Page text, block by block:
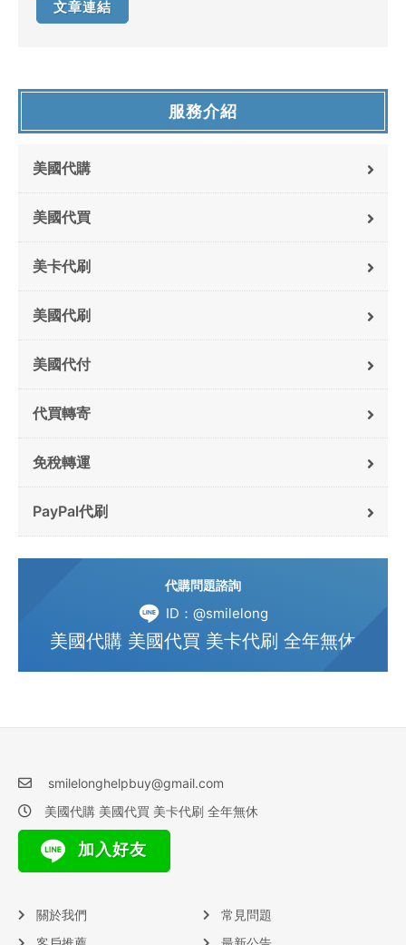
文章連結
服務介紹
美國代購
美國代買
美卡代刷
美國代刷
美國代付
代買轉寄
免稅轉運
PayPal代刷
代購問題諮詢
ID：@smilelong
美國代購 美國代買 美卡代刷 全年無休
smilelonghelpbuy@gmail.com
美國代購 美國代買 美卡代刷 全年無休
加入好友
關於我們
常見問題